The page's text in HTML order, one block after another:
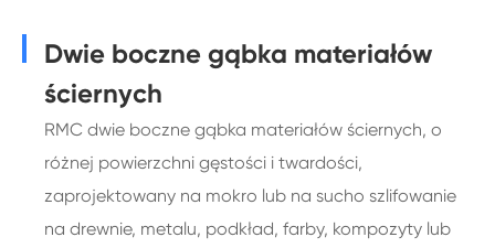
Dwie boczne gąbka materiałów
ściernych
RMC dwie boczne gąbka materiałów ściernych, o
różnej powierzchni gęstości i twardości,
zaprojektowany na mokro lub na sucho szlifowanie
na drewnie, metalu, podkład, farby, kompozyty lub